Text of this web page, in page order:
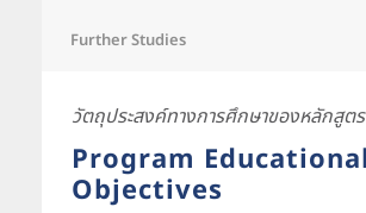
Further Studies
วัตถุประสงค์ทางการศึกษาของหลักสูตร
Program Educational
Objectives